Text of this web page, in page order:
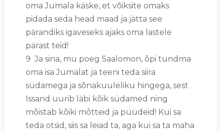
oma Jumala käske, et võiksite omaks
pidada seda head maad ja jätta see
pärandiks igaveseks ajaks oma lastele
pärast teid!
9 Ja sina, mu poeg Saalomon, õpi tundma
oma isa Jumalat ja teeni teda siira
südamega ja sõnakuuleliku hingega, sest
Issand uurib läbi kõik südamed ning
mõistab kõiki mõtteid ja püüdeid! Kui sa
teda otsid, siis sa leiad ta, aga kui sa ta maha